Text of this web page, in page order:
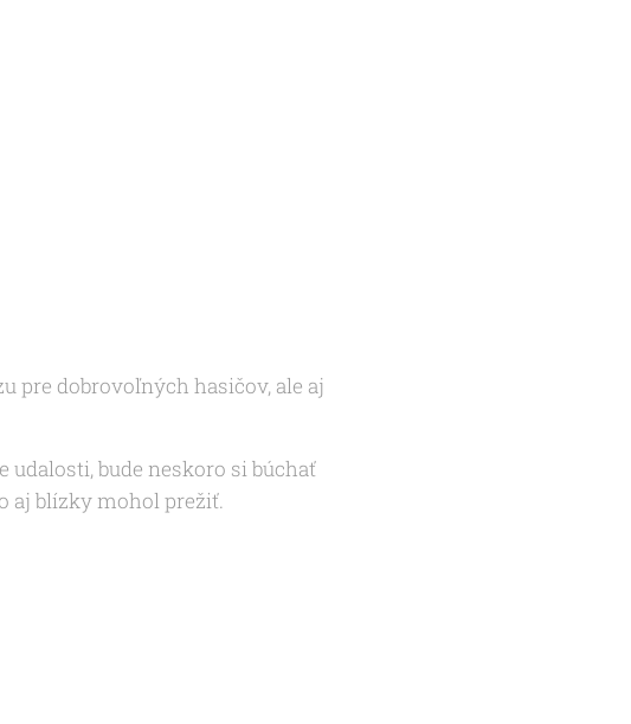
pre dobrovoľných hasičov, ale aj
udalosti, bude neskoro si búchať
aj blízky mohol prežiť.